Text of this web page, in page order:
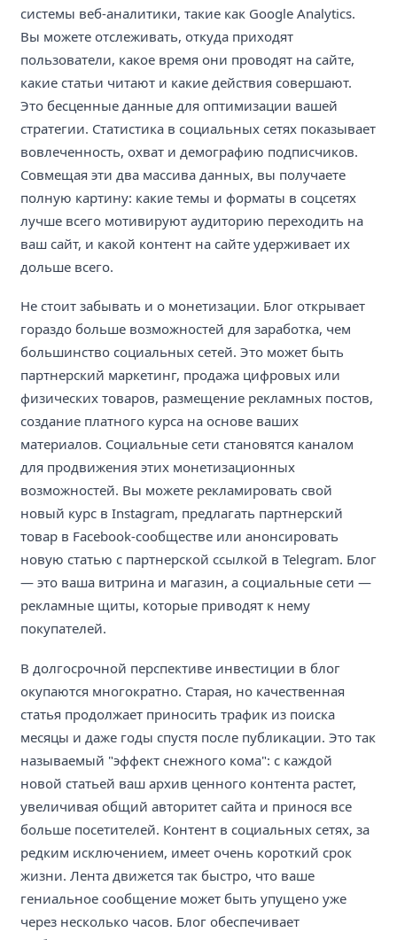
системы веб-аналитики, такие как Google Analytics.
Вы можете отслеживать, откуда приходят
пользователи, какое время они проводят на сайте,
какие статьи читают и какие действия совершают.
Это бесценные данные для оптимизации вашей
стратегии. Статистика в социальных сетях показывает
вовлеченность, охват и демографию подписчиков.
Совмещая эти два массива данных, вы получаете
полную картину: какие темы и форматы в соцсетях
лучше всего мотивируют аудиторию переходить на
ваш сайт, и какой контент на сайте удерживает их
дольше всего.
Не стоит забывать и о монетизации. Блог открывает
гораздо больше возможностей для заработка, чем
большинство социальных сетей. Это может быть
партнерский маркетинг, продажа цифровых или
физических товаров, размещение рекламных постов,
создание платного курса на основе ваших
материалов. Социальные сети становятся каналом
для продвижения этих монетизационных
возможностей. Вы можете рекламировать свой
новый курс в Instagram, предлагать партнерский
товар в Facebook-сообществе или анонсировать
новую статью с партнерской ссылкой в Telegram. Блог
— это ваша витрина и магазин, а социальные сети —
рекламные щиты, которые приводят к нему
покупателей.
В долгосрочной перспективе инвестиции в блог
окупаются многократно. Старая, но качественная
статья продолжает приносить трафик из поиска
месяцы и даже годы спустя после публикации. Это так
называемый "эффект снежного кома": с каждой
новой статьей ваш архив ценного контента растет,
увеличивая общий авторитет сайта и принося все
больше посетителей. Контент в социальных сетях, за
редким исключением, имеет очень короткий срок
жизни. Лента движется так быстро, что ваше
гениальное сообщение может быть упущено уже
через несколько часов. Блог обеспечивает